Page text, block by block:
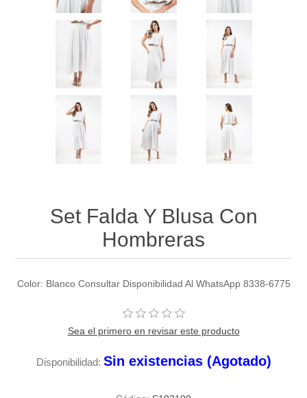
Set Falda Y Blusa Con
Hombreras
Color: Blanco Consultar Disponibilidad Al WhatsApp 8338-6775
Sea el primero en revisar este producto
Disponibilidad: Sin existencias (Agotado)